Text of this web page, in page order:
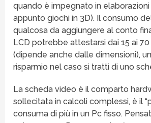
quando è impegnato in
appunto giochi in 3D). Il consumo
qualcosa da aggiungere al conto
LCD potrebbe attestarsi dai 15 ai 70
(dipende anche dalle dimensioni),
risparmio nel caso si tratti di uno
La scheda video è il comparto
sollecitata in calcoli complessi, è il
consuma di più in un Pc fisso.